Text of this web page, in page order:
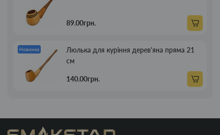
89.00грн.
Новинка
Люлька для куріння дерев'яна пряма 21
см
140.00грн.